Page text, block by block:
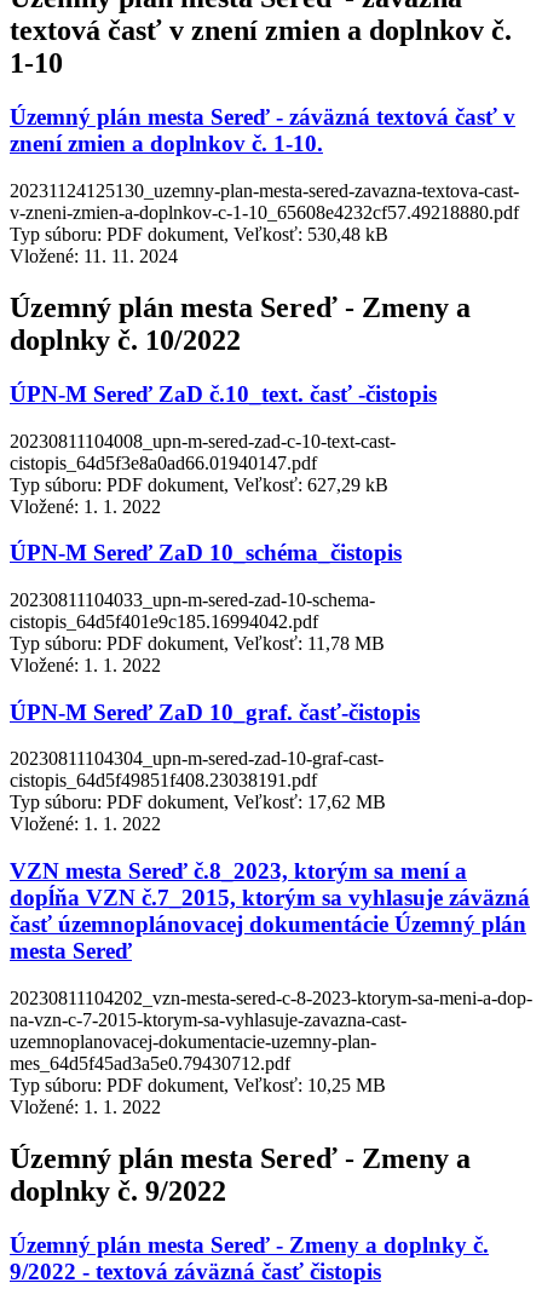
textová časť v znení zmien a doplnkov č.
1-10
Územný plán mesta Sereď - záväzná textová časť v
znení zmien a doplnkov č. 1-10.
20231124125130_uzemny-plan-mesta-sered-zavazna-textova-cast-
v-zneni-zmien-a-doplnkov-c-1-10_65608e4232cf57.49218880.pdf
Typ súboru: PDF dokument, Veľkosť: 530,48 kB
Vložené: 11. 11. 2024
Územný plán mesta Sereď - Zmeny a
doplnky č. 10/2022
ÚPN-M Sereď ZaD č.10_text. časť -čistopis
20230811104008_upn-m-sered-zad-c-10-text-cast-
cistopis_64d5f3e8a0ad66.01940147.pdf
Typ súboru: PDF dokument, Veľkosť: 627,29 kB
Vložené: 1. 1. 2022
ÚPN-M Sereď ZaD 10_schéma_čistopis
20230811104033_upn-m-sered-zad-10-schema-
cistopis_64d5f401e9c185.16994042.pdf
Typ súboru: PDF dokument, Veľkosť: 11,78 MB
Vložené: 1. 1. 2022
ÚPN-M Sereď ZaD 10_graf. časť-čistopis
20230811104304_upn-m-sered-zad-10-graf-cast-
cistopis_64d5f49851f408.23038191.pdf
Typ súboru: PDF dokument, Veľkosť: 17,62 MB
Vložené: 1. 1. 2022
VZN mesta Sereď č.8_2023, ktorým sa mení a
dopĺňa VZN č.7_2015, ktorým sa vyhlasuje záväzná
časť územnoplánovacej dokumentácie Územný plán
mesta Sereď
20230811104202_vzn-mesta-sered-c-8-2023-ktorym-sa-meni-a-dop-
na-vzn-c-7-2015-ktorym-sa-vyhlasuje-zavazna-cast-
uzemnoplanovacej-dokumentacie-uzemny-plan-
mes_64d5f45ad3a5e0.79430712.pdf
Typ súboru: PDF dokument, Veľkosť: 10,25 MB
Vložené: 1. 1. 2022
Územný plán mesta Sereď - Zmeny a
doplnky č. 9/2022
Územný plán mesta Sereď - Zmeny a doplnky č.
9/2022 - textová záväzná časť čistopis